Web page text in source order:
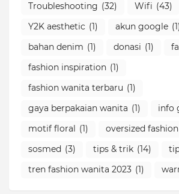
Troubleshooting (32) Wifi (43)
Y2K aesthetic (1) akun google
bahan denim (1) donasi (1)
fashion inspiration (1)
fashion wanita terbaru (1)
gaya berpakaian wanita (1) info
motif floral (1) oversized fashion
sosmed (3) tips & trik (14)
tren fashion wanita 2023 (1)